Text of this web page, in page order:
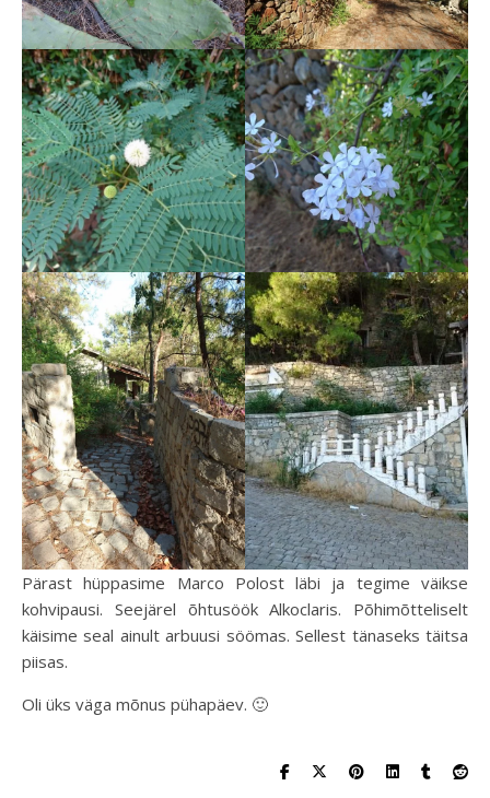
Pärast hüppasime Marco Polost läbi ja tegime väikse
kohvipausi. Seejärel õhtusöök Alkoclaris. Põhimõtteliselt
käisime seal ainult arbuusi söömas. Sellest tänaseks täitsa
piisas.
Oli üks väga mõnus pühapäev. 🙂